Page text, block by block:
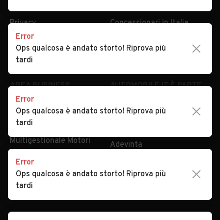
Privacy
Impostazioni Privacy
Security
Concessionari in Italia
Valutazione auto
AREA BUSINESS
Registrazione
concessionario
Multigestionale Motori
AUTOMOBILE.IT È PARTE
subito.it
Adevinta
SEGUICI
Error
Ops qualcosa è andato storto! Riprova più
tardi
Error
Ops qualcosa è andato storto! Riprova più
tardi
Error
Ops qualcosa è andato storto! Riprova più
tardi